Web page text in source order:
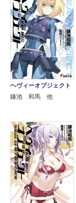
ヘヴィーオブジェクト
鎌池 和馬 他